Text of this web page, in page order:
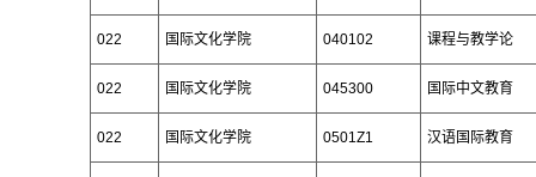
022 国际文化学院 040102 课程与教学论
022 国际文化学院 045300 国际中文教育
022 国际文化学院 0501Z1 汉语国际教育